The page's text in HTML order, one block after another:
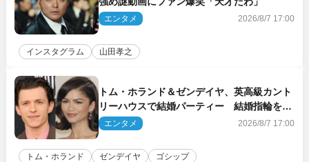
エンタメ 2026/8/7 17:00
インスタグラム 山田孝之
トム・ホランド＆ゼンデイヤ、英高級カント
リーハウスで結婚パーティー 結婚指輪を身
に着けたトムも初キャッチ
エンタメ 2026/8/7 17:00
トム・ホランド ゼンデイヤ ゴシップ